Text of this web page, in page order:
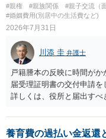
#親権 #親族関係 #親子交流（
#婚姻費用(別居中の生活費など)
2026年7月31日
川添 圭 弁護士
戸籍謄本の反映に時間が
届受理証明書の交付申請を
詳しくは、役所と届出す
養育費の過払い金返還